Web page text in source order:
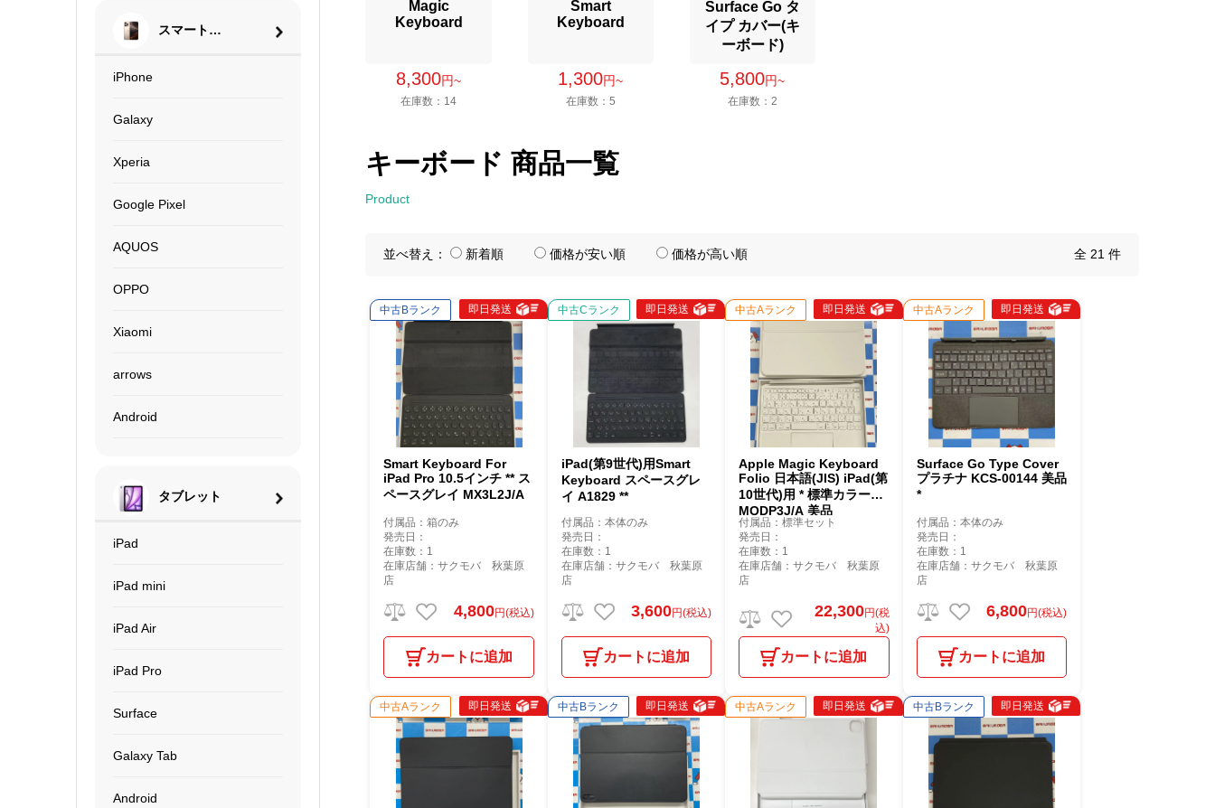
スマートフ
iPhone
Galaxy
Xperia
Google Pixel
AQUOS
OPPO
Xiaomi
arrows
Android
タブレット
iPad
iPad mini
iPad Air
iPad Pro
Surface
Galaxy Tab
Android
Magic
Keyboard
8,300円~
在庫数：14
Smart
Keyboard
1,300円~
在庫数：5
Surface Go タ
イプ カバー(キ
ーボード)
5,800円~
在庫数：2
キーボード 商品一覧
Product
並べ替え： 新着順 価格が安い順 価格が高い順 全 21 件
中古Bランク 即日発送
Smart Keyboard For
iPad Pro 10.5インチ ** ス
ペースグレイ MX3L2J/A
付属品：箱のみ
発売日：
在庫数：1
在庫店舗：サクモバ 秋葉原
店
4,800円(税込)
カートに追加
中古Cランク 即日発送
iPad(第9世代)用Smart
Keyboard スペースグレ
イ A1829 **
付属品：本体のみ
発売日：
在庫数：1
在庫店舗：サクモバ 秋葉原
店
3,600円(税込)
カートに追加
中古Aランク 即日発送
Apple Magic Keyboard
Folio 日本語(JIS) iPad(第
10世代)用 * 標準カラー
MQDP3J/A 美品
付属品：標準セット
発売日：
在庫数：1
在庫店舗：サクモバ 秋葉原
店
22,300円(税
込)
カートに追加
中古Aランク 即日発送
Surface Go Type Cover
プラチナ KCS-00144 美品
*
付属品：本体のみ
発売日：
在庫数：1
在庫店舗：サクモバ 秋葉原
店
6,800円(税込)
カートに追加
中古Aランク 即日発送 中古Bランク 即日発送 中古Aランク 即日発送 中古Bランク 即日発送